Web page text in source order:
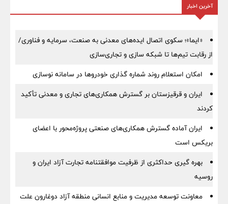
آخرین اخبار
«ایما»؛ سکوی اتصال ایده‌های معدنی به صنعت، سرمایه و فناوری/
از رقابت تیم‌ها تا شبکه سازی و تجاری‌سازی
امکان استعلام روند شماره گذاری خودروها در سامانه نوسازی
ایران و قرقیزستان بر گسترش همکاری‌های تجاری و معدنی تأکید
کردند
ایران آماده گسترش همکاری‌های صنعتی پروژه‌محور با اعضای
بریکس است
بهره گیری حداکثری از ظرفیت موافقتنامه تجارت آزاد ایران و
روسیه
معاونت توسعه مدیریت و منابع انسانی منطقه آزاد دوغارون علت